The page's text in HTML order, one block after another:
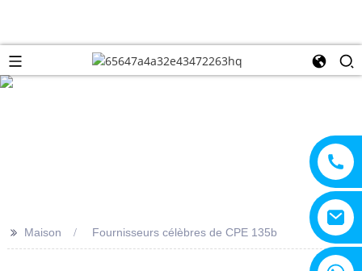
>> Maison Fournisseurs célèbres de CPE 135b